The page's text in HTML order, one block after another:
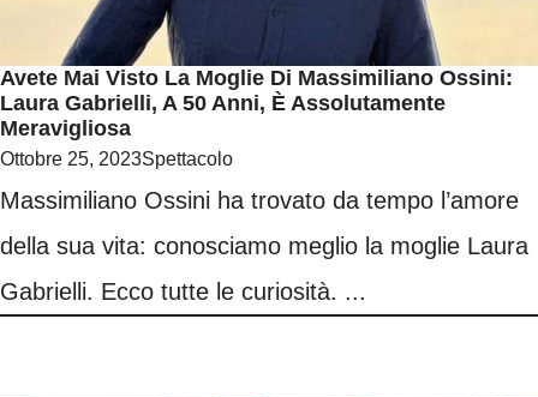
Avete Mai Visto La Moglie Di Massimiliano Ossini:
Laura Gabrielli, A 50 Anni, È Assolutamente
Meravigliosa
Ottobre 25, 2023Spettacolo
Massimiliano Ossini ha trovato da tempo l’amore
della sua vita: conosciamo meglio la moglie Laura
Gabrielli. Ecco tutte le curiosità. ...